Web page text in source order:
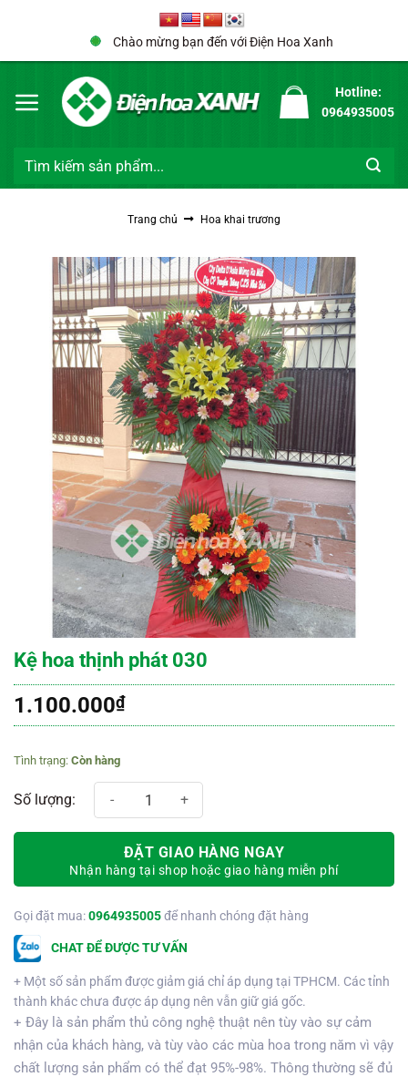
Chào mừng bạn đến với Điện Hoa Xanh
Hotline:
0964935005
Tìm
Trang chủ Hoa khai trương
Kệ hoa thịnh phát 030
1.100.000₫
Còn hàng
Kệ hoa thịnh phát 030 số lượng
ĐẶT GIAO HÀNG NGAY
Nhận hàng tại shop hoặc giao hàng miễn phí
Gọi đặt mua:0964935005để nhanh chóng đặt hàng
CHAT ĐỂ ĐƯỢC TƯ VẤN
+ Một số sản phẩm được giảm giá chỉ áp dụng tại TPHCM. Các tỉnh
thành khác chưa được áp dụng nên vẫn giữ giá gốc.
+ Đây là sản phẩm thủ công nghệ thuật nên tùy vào sự cảm
nhận của khách hàng, và tùy vào các mùa hoa trong năm vì vậy
chất lượng sản phẩm có thể đạt 95%-98%. Thông thường sẽ đủ